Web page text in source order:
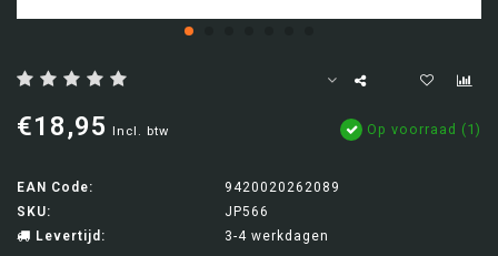
€18,95 Incl. btw Op voorraad (1)
EAN Code:
9420020262089
SKU:
JP566
Levertijd:
3-4 werkdagen